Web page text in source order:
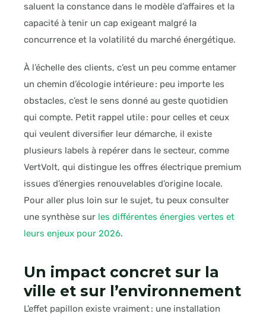
saluent la constance dans le modèle d’affaires et la
capacité à tenir un cap exigeant malgré la
concurrence et la volatilité du marché énergétique.
À l’échelle des clients, c’est un peu comme entamer
un chemin d’écologie intérieure : peu importe les
obstacles, c’est le sens donné au geste quotidien
qui compte. Petit rappel utile : pour celles et ceux
qui veulent diversifier leur démarche, il existe
plusieurs labels à repérer dans le secteur, comme
VertVolt, qui distingue les offres électrique premium
issues d’énergies renouvelables d’origine locale.
Pour aller plus loin sur le sujet, tu peux consulter
une synthèse sur les différentes énergies vertes et
leurs enjeux pour 2026.
Un impact concret sur la
ville et sur l’environnement
L’effet papillon existe vraiment : une installation